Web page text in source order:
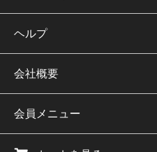
ヘルプ
会社概要
会員メニュー